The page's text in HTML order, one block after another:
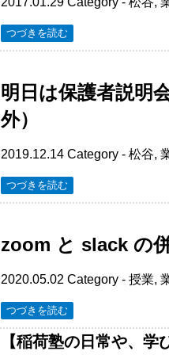
つづきを読む
明日は保護者説明
外）
2019.12.14 Category - 松谷,
つづきを読む
zoom と slack の
2020.05.02 Category - 授業,
つづきを読む
【稲荷塾の日常や、